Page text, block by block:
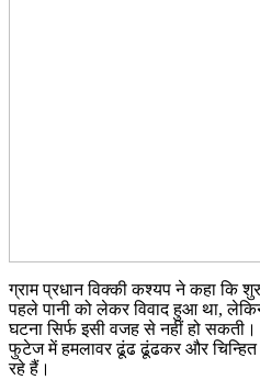
ग्राम प्रधान विक्की कश्यप ने कहा कि
पहले पानी को लेकर विवाद हुआ था,
घटना सिर्फ इसी वजह से नहीं हो सकती।
फुटेज में हमलावर ढूंढ ढूंढकर और चिन्हित
रहे हैं।